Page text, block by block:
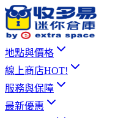
地點與價格
線上商店HOT!
服務與保障
最新優惠